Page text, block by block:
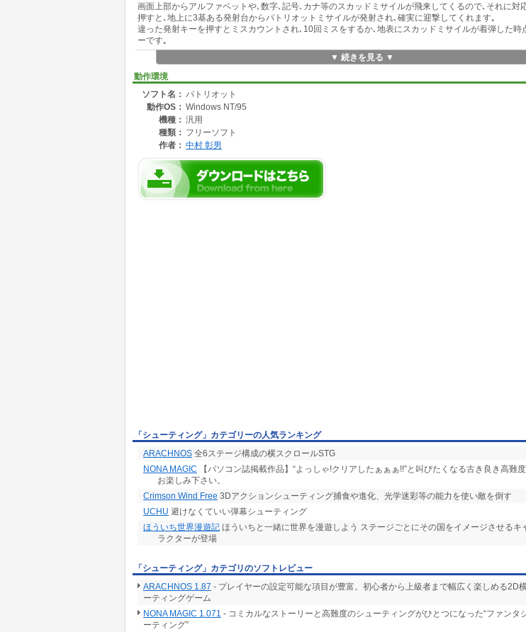
画面上部からアルファベットや､数字､記号､カナ等のスカッドミサイルが飛来してくるので､それに対
押すと､地上に3基ある発射台からパトリオットミサイルが発射され､確実に迎撃してくれます｡
違った発射キーを押すとミスカウントされ､10回ミスをするか､地表にスカッドミサイルが着弾した時
ーです｡
キータイピング練習ソフトとしても使えます｡
▼ 続きを見る ▼
動作環境
ソフト名： パトリオット
動作OS： Windows NT/95
機種： 汎用
種類： フリーソフト
作者： 中村 彰男
「シューティング」カテゴリーの人気ランキング
ARACHNOS 全6ステージ構成の横スクロールSTG
NONA MAGIC 【パソコン誌掲載作品】“よっしゃ!クリアしたぁぁぁ!!”と叫びたくなる古き良き高難
お楽しみ下さい。
Crimson Wind Free 3Dアクションシューティング捕食や進化、光学迷彩等の能力を使い敵を倒す
UCHU 避けなくていい弾幕シューティング
ほういち世界漫遊記 ほういちと一緒に世界を漫遊しよう ステージごとにその国をイメージさせるキ
ラクターが登場
「シューティング」カテゴリのソフトレビュー
ARACHNOS 1.87 - プレイヤーの設定可能な項目が豊富。初心者から上級者まで幅広く楽しめる2D
ーティングゲーム
NONA MAGIC 1.071 - コミカルなストーリーと高難度のシューティングがひとつになった“ファンタ
ーティング”